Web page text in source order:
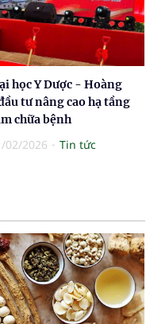
học Y Dược - Hoàng
tư nâng cao hạ tầng
chữa bệnh
02/2026 Tin tức